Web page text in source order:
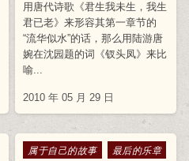
用唐代诗歌《君生我未生，我生
君已老》来形容其第一章节的
“流华似水”的话，那么用陆游唐
婉在沈园题的词《钗头凤》来比
喻...
2010 年 05 月 29 日
Posted in
属于自己的故事 最后的乐章